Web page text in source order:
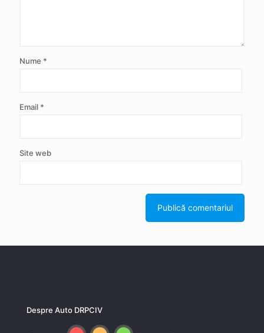
Nume *
Email *
Site web
Despre Auto DRPCIV